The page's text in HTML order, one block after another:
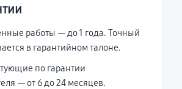
работы — до 1 года. Точный
в гарантийном талоне.
по гарантии
— от 6 до 24 месяцев.